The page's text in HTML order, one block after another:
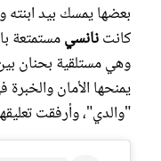
بعضها يمسك بيد ابنته
كانتنانسيمستمتعة
وهي مستلقية بحنان
يمنحها الأمان
"والدي"، وأرفقت